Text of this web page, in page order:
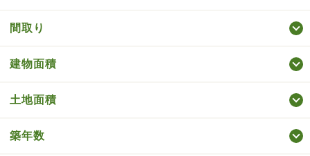
間取り
建物面積
土地面積
築年数